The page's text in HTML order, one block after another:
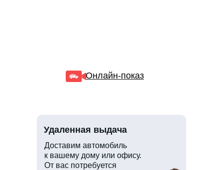
Онлайн-показ
Доставим автомобиль
к вашему дому или офису.
От вас потребуется
Удаленная выдача